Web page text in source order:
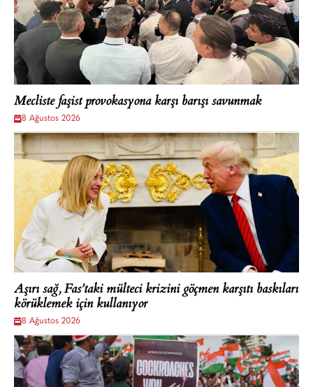
Mecliste faşist provokasyona karşı barışı savunmak
8 Ağustos 2026
Aşırı sağ, Fas’taki mülteci krizini göçmen karşıtı baskıları
körüklemek için kullanıyor
8 Ağustos 2026